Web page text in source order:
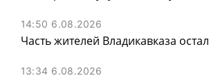
14:50 6.08.2026
Часть жителей Владикавказа
13:34 6.08.2026